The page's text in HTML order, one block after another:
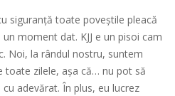
siguranță toate poveștile pleacă
moment dat. KJJ e un pisoi cam
Noi, la rândul nostru, suntem
toate zilele, așa că… nu pot să
adevărat. În plus, eu lucrez